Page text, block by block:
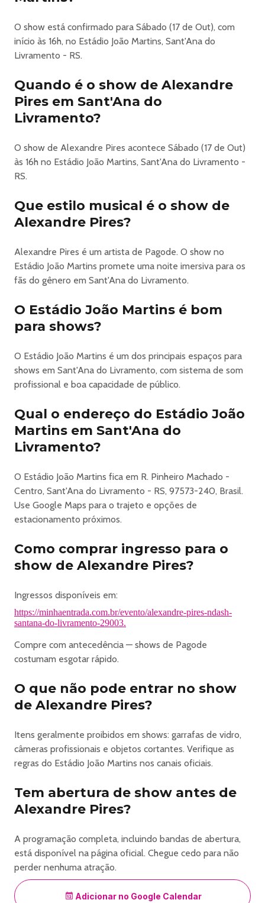
https://minhaentrada.com.br/evento/alexandre-pires-ndash-
santana-do-livramento-29003
O show está confirmado para Sábado (17 de Out), com
início às 16h, no Estádio João Martins, Sant'Ana do
Livramento - RS.
Quando é o show de Alexandre
Pires em Sant'Ana do
Livramento?
O show de Alexandre Pires acontece Sábado (17 de Out)
às 16h no Estádio João Martins, Sant'Ana do Livramento -
RS.
Que estilo musical é o show de
Alexandre Pires?
Alexandre Pires é um artista de Pagode. O show no
Estádio João Martins promete uma noite imersiva para os
fãs do gênero em Sant'Ana do Livramento.
O Estádio João Martins é bom
para shows?
O Estádio João Martins é um dos principais espaços para
shows em Sant'Ana do Livramento, com sistema de som
profissional e boa capacidade de público.
Qual o endereço do Estádio João
Martins em Sant'Ana do
Livramento?
O Estádio João Martins fica em R. Pinheiro Machado -
Centro, Sant'Ana do Livramento - RS, 97573-240, Brasil.
Use Google Maps para o trajeto e opções de
estacionamento próximos.
Como comprar ingresso para o
show de Alexandre Pires?
Ingressos disponíveis em:
https://minhaentrada.com.br/evento/alexandre-pires-ndash-
santana-do-livramento-29003.
Compre com antecedência — shows de Pagode
costumam esgotar rápido.
O que não pode entrar no show
de Alexandre Pires?
Itens geralmente proibidos em shows: garrafas de vidro,
câmeras profissionais e objetos cortantes. Verifique as
regras do Estádio João Martins nos canais oficiais.
Tem abertura de show antes de
Alexandre Pires?
A programação completa, incluindo bandas de abertura,
está disponível na página oficial. Chegue cedo para não
perder nenhuma atração.
Adicionar no Google Calendar